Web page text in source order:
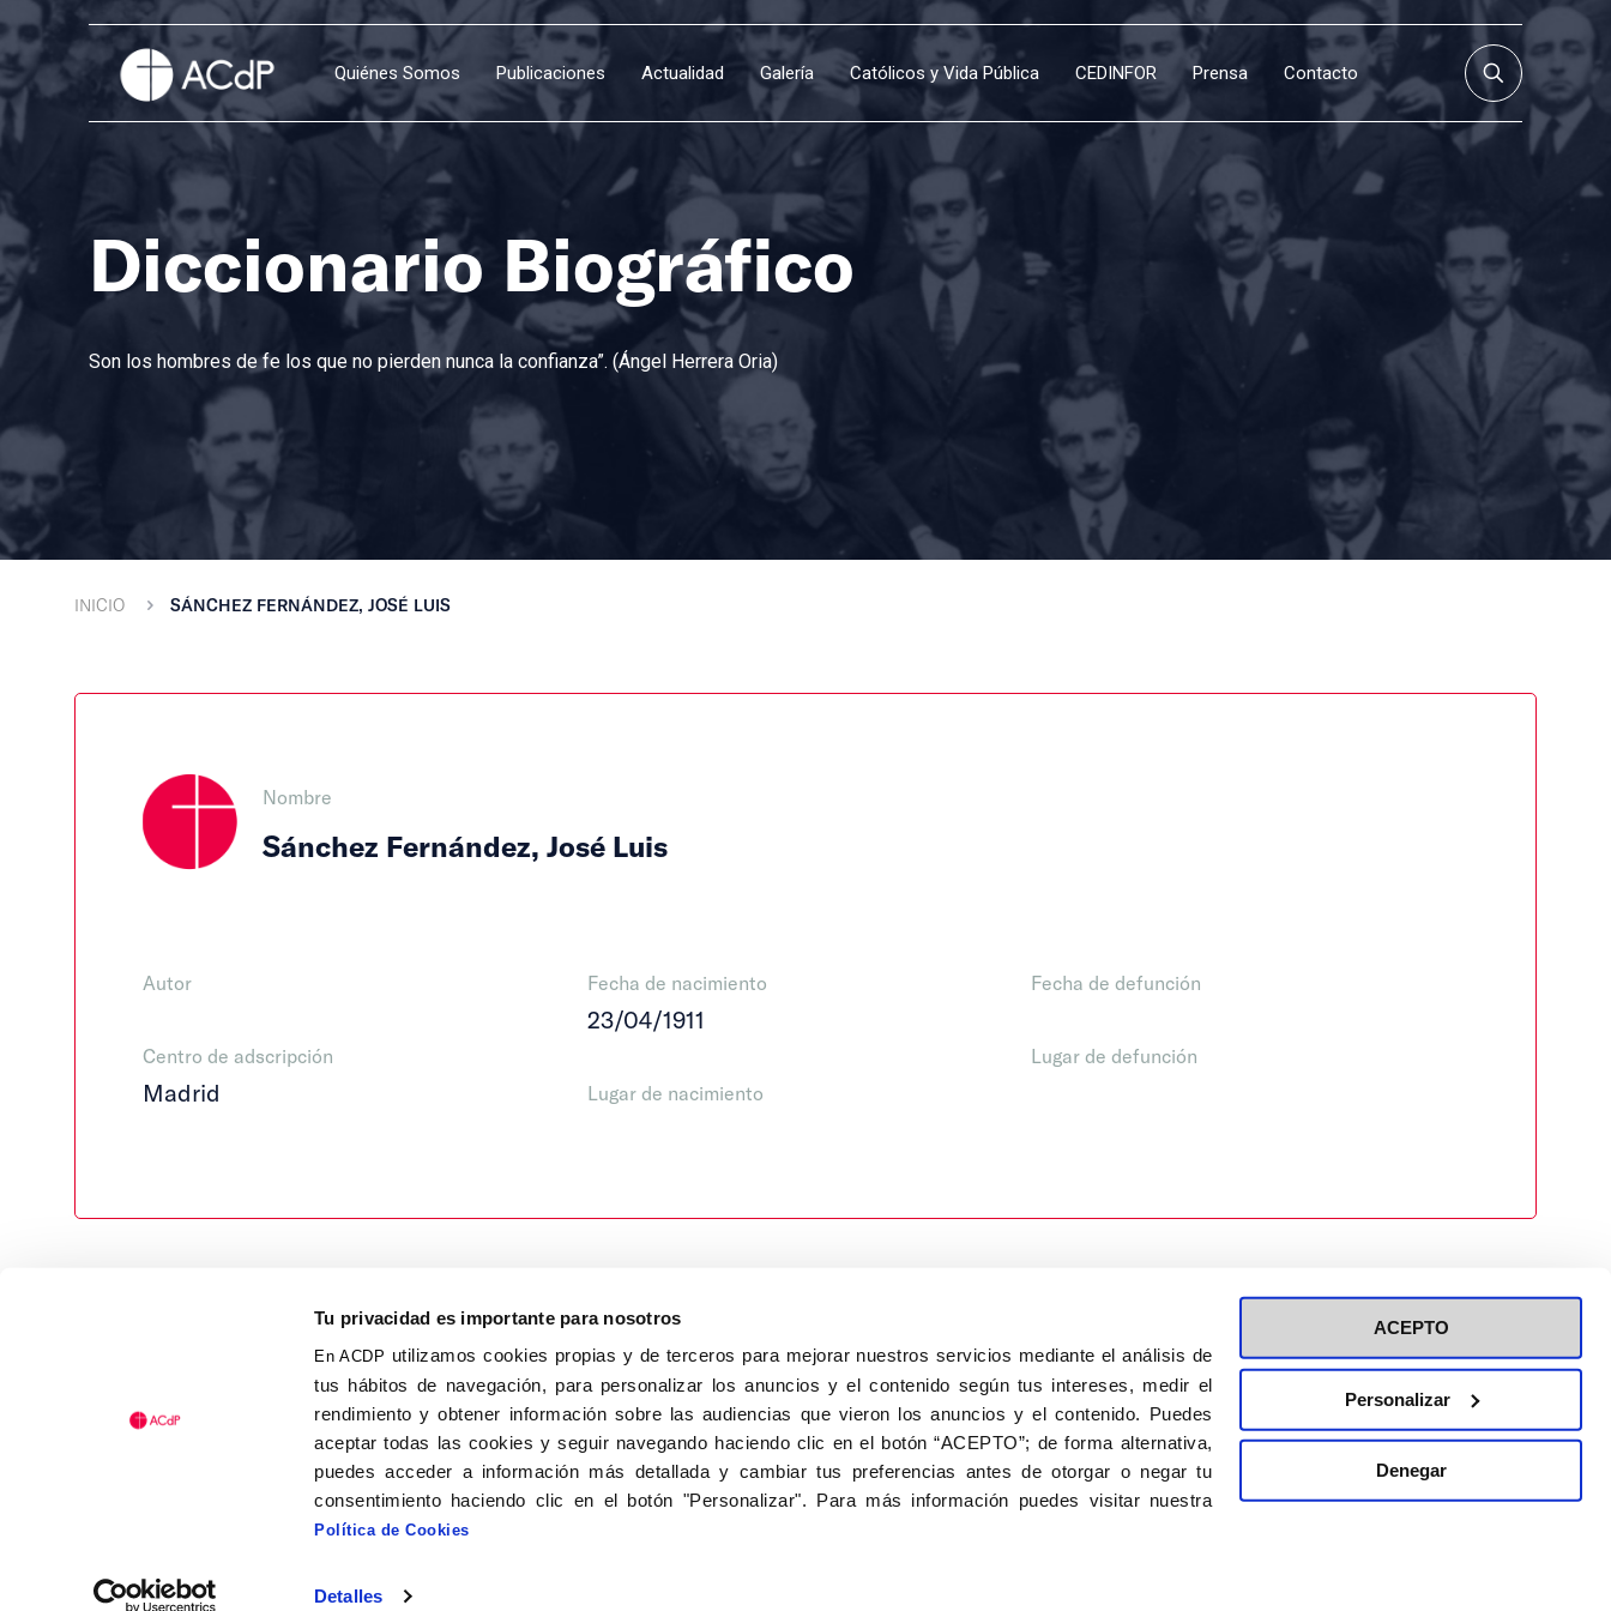
Tu privacidad es importante para nosotros
En ACDP utilizamos cookies propias y de terceros para mejorar nuestros servicios mediante el análisis de
tus hábitos de navegación, para personalizar los anuncios y el contenido según tus intereses, medir el
rendimiento y obtener información sobre las audiencias que vieron los anuncios y el contenido. Puedes
aceptar todas las cookies y seguir navegando haciendo clic en el botón “ACEPTO”; de forma alternativa,
puedes acceder a información más detallada y cambiar tus preferencias antes de otorgar o negar tu
consentimiento haciendo clic en el botón "Personalizar". Para más información puedes visitar nuestra
Política de Cookies
Detalles
ACEPTO
Personalizar
Denegar
Quiénes Somos Publicaciones Actualidad Galería Católicos y Vida Pública CEDINFOR Prensa Contacto
Diccionario Biográfico
Son los hombres de fe los que no pierden nunca la confianza”. (Ángel Herrera Oria)
INICIO SÁNCHEZ FERNÁNDEZ, JOSÉ LUIS
Nombre
Sánchez Fernández, José Luis
Autor
Centro de adscripción
Madrid
Fecha de nacimiento
23/04/1911
Lugar de nacimiento
Fecha de defunción
Lugar de defunción
Calle Isaac Peral, 58 C.P.: 28040, Madrid
Tel (+34) 91 456 63 27
Fax: (+34) 91 535 19 98
acdp@acdp.es
Aviso Legal Inscripción a eventos
Política de privacidad de RRSS
Política de cookies